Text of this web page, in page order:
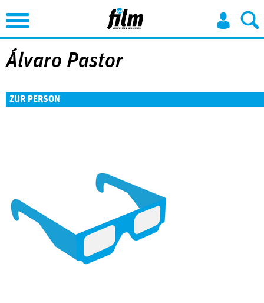
Jump to Navigation
Álvaro Pastor
ZUR PERSON